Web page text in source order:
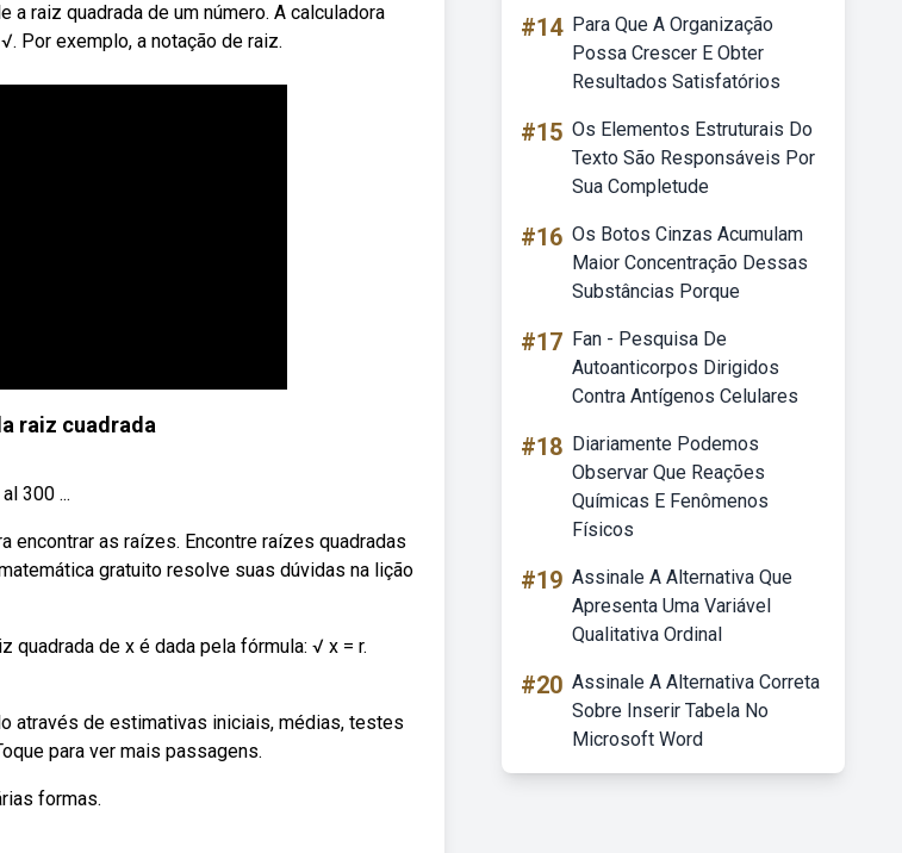
raiz quadrada de um número. A calculadora
Por exemplo, a notação de raiz.
raiz cuadrada
300 ...
as raízes. Encontre raízes quadradas
gratuito resolve suas dúvidas na lição
quadrada de x é dada pela fórmula: √ x = r.
através de estimativas iniciais, médias, testes
para ver mais passagens.
formas.
#14 Para Que A Organização
Possa Crescer E Obter
Resultados Satisfatórios
#15 Os Elementos Estruturais Do
Texto São Responsáveis Por
Sua Completude
#16 Os Botos Cinzas Acumulam
Maior Concentração Dessas
Substâncias Porque
#17 Fan - Pesquisa De
Autoanticorpos Dirigidos
Contra Antígenos Celulares
#18 Diariamente Podemos
Observar Que Reações
Químicas E Fenômenos
Físicos
#19 Assinale A Alternativa Que
Apresenta Uma Variável
Qualitativa Ordinal
#20 Assinale A Alternativa Correta
Sobre Inserir Tabela No
Microsoft Word